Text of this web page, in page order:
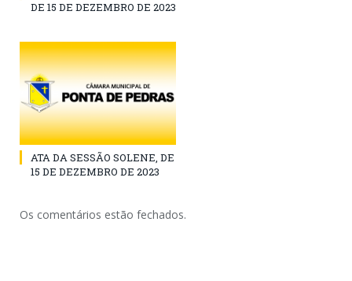
DE 15 DE DEZEMBRO DE 2023
ATA DA SESSÃO SOLENE, DE
15 DE DEZEMBRO DE 2023
Os comentários estão fechados.